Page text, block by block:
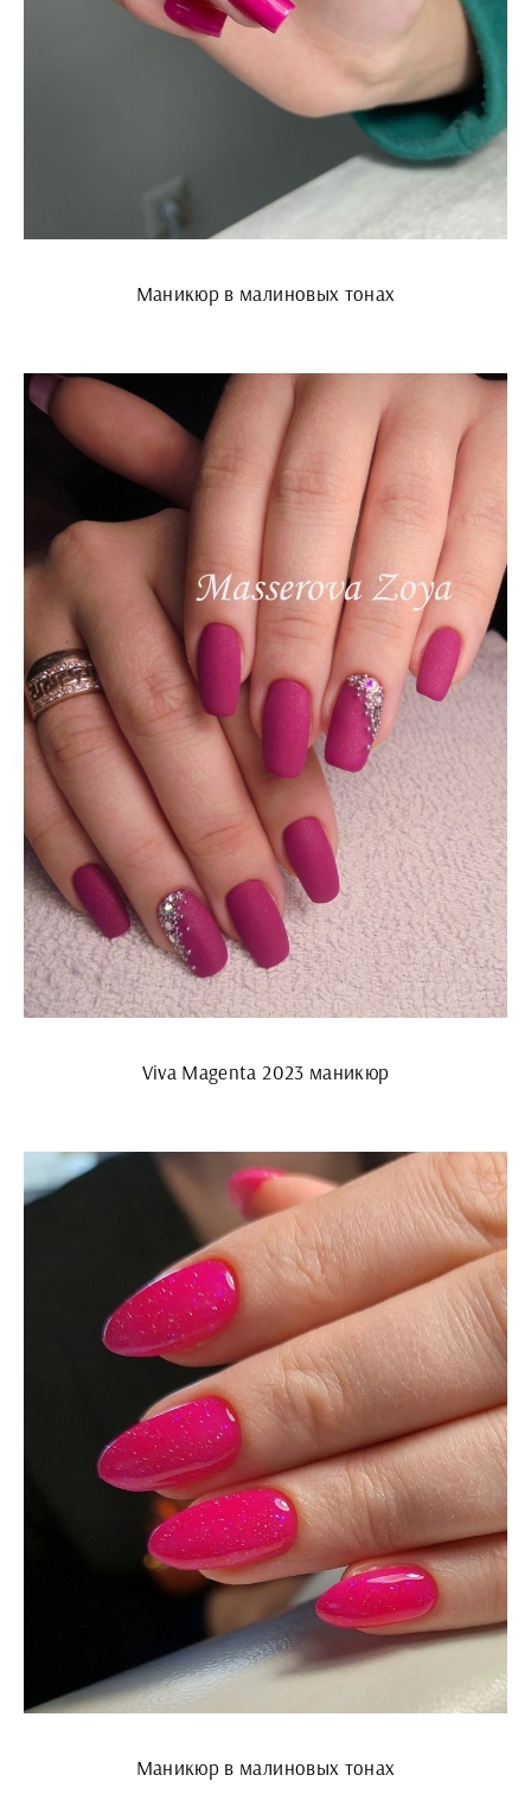
Маникюр в малиновых тонах
Viva Magenta 2023 маникюр
Маникюр в малиновых тонах